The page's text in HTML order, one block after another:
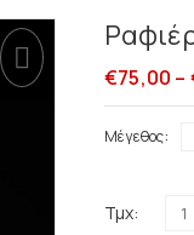
€75,00 –
Μέγεθος
Τμχ: